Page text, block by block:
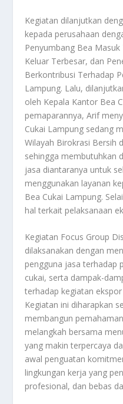
Kegiatan dilanjutkan
kepada perusahaan
Penyumbang Bea
Keluar Terbesar, dan
Berkontribusi Terhadap
Lampung. Lalu,
oleh Kepala Kantor Bea
pemaparannya, Arif
Cukai Lampung sedang
Wilayah Birokrasi Bersih
sehingga membutuhkan
jasa diantaranya untuk
menggunakan layanan
Bea Cukai Lampung.
hal terkait pelaksanaan
Kegiatan Focus Group
dilaksanakan dengan
pengguna jasa terhadap
cukai, serta dampak-
terhadap kegiatan
Kegiatan ini diharapkan
membangun
melangkah bersama
yang makin terpercaya
awal penguatan
lingkungan kerja yang
profesional, dan bebas